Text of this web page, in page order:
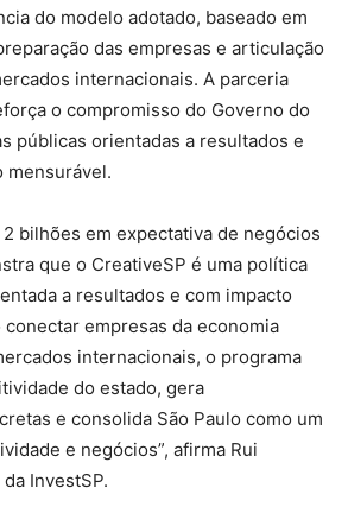
do modelo adotado, baseado em
das empresas e articulação
internacionais. A parceria
o compromisso do Governo do
públicas orientadas a resultados e
mensurável.
bilhões em expectativa de negócios
que o CreativeSP é uma política
a resultados e com impacto
empresas da economia
internacionais, o programa
do estado, gera
e consolida São Paulo como um
e negócios”, afirma Rui
InvestSP.